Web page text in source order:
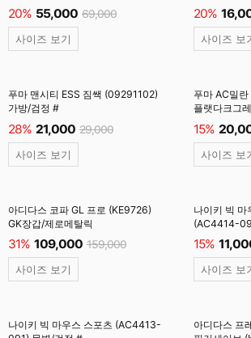
20% 55,000 69,000
사이즈 보기
20%
사이즈 보
푸마 맨시티 ESS 짐쌕 (09291102)
가방/검정 #
28% 21,000 29,000
사이즈 보기
푸마 AC밀
플랫다크그
15%
사이즈 보
아디다스 코파 GL 프로 (KE9726)
GK장갑/제로메탈릭
31% 109,000 159,000
사이즈 보기
나이키 빅 마
(AC4414-
15%
사이즈 보
나이키 빅 마우스 스포츠 (AC4413-
아디다스 프